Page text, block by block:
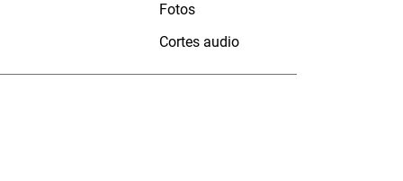
Fotos
Cortes audio